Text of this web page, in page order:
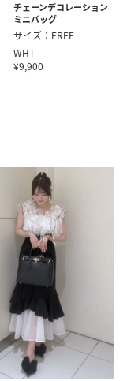
チェーンデコレーション
ミニバッグ
サイズ：FREE
WHT
¥9,900